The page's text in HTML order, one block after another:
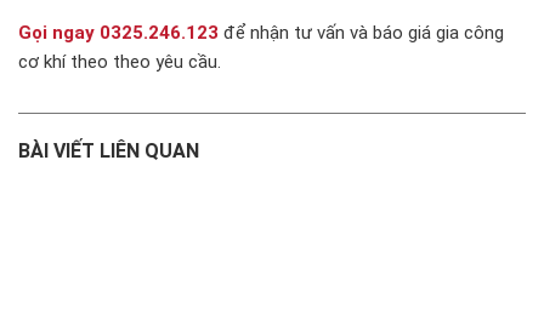
Gọi ngay 0325.246.123 để nhận tư vấn và báo giá gia công
cơ khí theo theo yêu cầu.
BÀI VIẾT LIÊN QUAN